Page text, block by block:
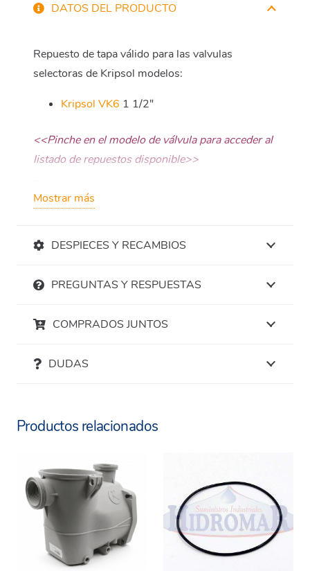
DATOS DEL PRODUCTO
Repuesto de tapa válido para las valvulas
selectoras de Kripsol modelos:
Kripsol VK6 1 1/2″
<<Pinche en el modelo de válvula para acceder al
listado de repuestos disponible>>
Mostrar más
DESPIECES Y RECAMBIOS
PREGUNTAS Y RESPUESTAS
COMPRADOS JUNTOS
DUDAS
Productos relacionados